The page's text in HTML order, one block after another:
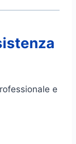
e